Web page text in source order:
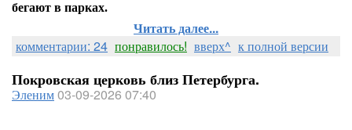
бегают в парках.
Читать далее...
комментарии: 24 понравилось! вверх^ к полной версии
Покровская церковь близ Петербурга.
Эленим03-09-2026 07:40